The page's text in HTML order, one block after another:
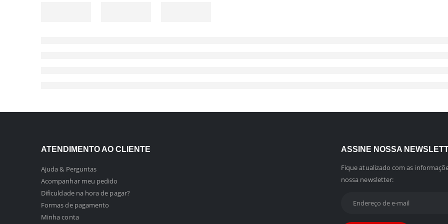
ATENDIMENTO AO CLIENTE
Ajuda & Perguntas
Acompanhar meu pedido
Dificuldade na hora de pagar?
Formas de pagamento
Minha conta
ASSINE NOSSA
Fique atualizado com as
nossa newsletter: